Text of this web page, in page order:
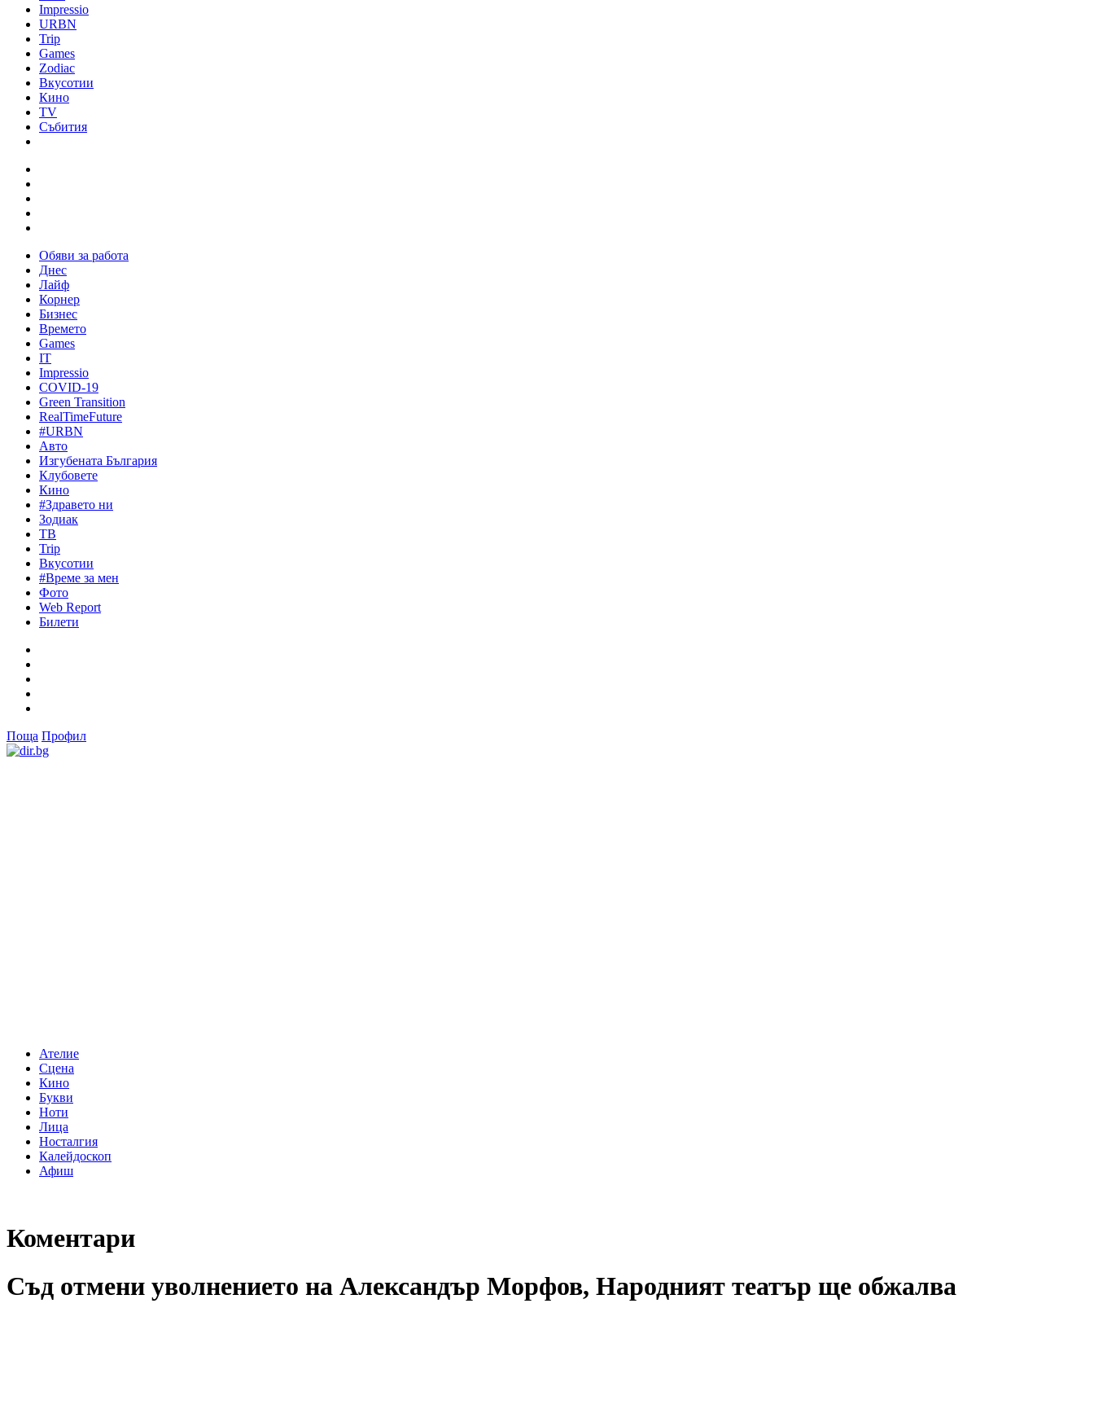
Impressio
URBN
Trip
Games
Zodiac
Вкусотии
Кино
TV
Събития
Обяви за работа
Днес
Лайф
Корнер
Бизнес
Времето
Games
IT
Impressio
COVID-19
Green Transition
RealTimeFuture
#URBN
Авто
Изгубената България
Клубовете
Кино
#Здравето ни
Зодиак
ТВ
Trip
Вкусотии
#Време за мен
Фото
Web Report
Билети
Поща Профил
Ателие
Сцена
Кино
Букви
Ноти
Лица
Носталгия
Калейдоскоп
Афиш
Коментари
Съд отмени уволнението на Александър Морфов, Народният театър ще обжалва